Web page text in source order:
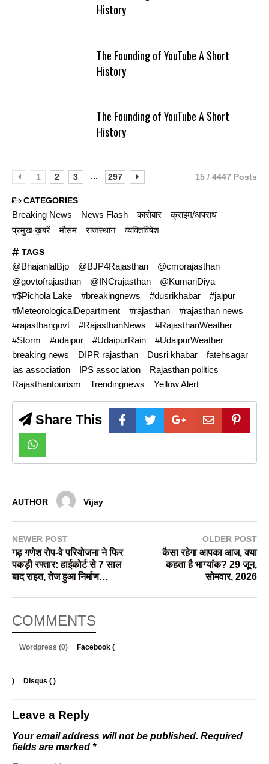
History
The Founding of YouTube A Short
History
The Founding of YouTube A Short
History
1 2 3 ... 297 15 / 4447 Posts
CATEGORIES
Breaking News News Flash कारोबार
क्राइम/अपराध
प्रमुख ख़बरें
मौसम राजस्थान व्यक्तिविषेश
TAGS
@BhajanlalBjp @BJP4Rajasthan
@cmorajasthan
@govtofrajasthan
@INCrajasthan
@KumariDiya
#$Pichola Lake
#breakingnews #dusrikhabar
#jaipur
#MeteorologicalDepartment
#rajasthan
#rajasthan news
#rajasthangovt
#RajasthanNews
#RajasthanWeather
#Storm
#udaipur #UdaipurRain
#UdaipurWeather
breaking news
DIPR rajasthan Dusri khabar
fatehsagar
ias association
IPS association
Rajasthan politics
Rajasthantourism
Trendingnews Yellow Alert
Share This
AUTHOR Vijay
NEWER POST
गढ़ गणेश रोप-वे परियोजना ने फिर
पकड़ी रफ्तार: हाईकोर्ट से 7 साल
बाद राहत, तेज हुआ निर्माण…
OLDER POST
कैसा रहेगा आपका आज, क्या
कहता है भाग्यांक? 29 जून,
सोमवार, 2026
COMMENTS
Wordpress (0) Facebook (
) Disqus ( )
Leave a Reply
Your email address will not be published. Required
fields are marked *